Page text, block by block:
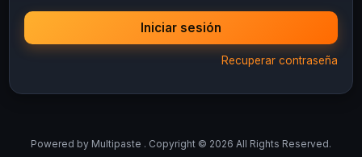
Iniciar sesión
Recuperar contraseña
Powered by Multipaste . Copyright © 2026 All Rights Reserved.